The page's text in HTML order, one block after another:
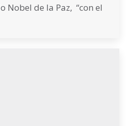
Nobel de la Paz, “con el